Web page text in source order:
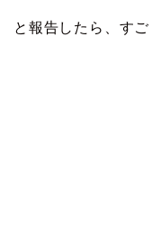
と報告したら、す